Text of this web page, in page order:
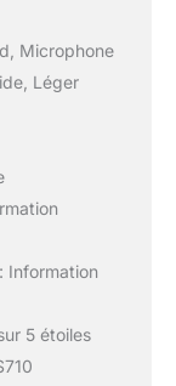
Microphone
Léger
Information
5 étoiles